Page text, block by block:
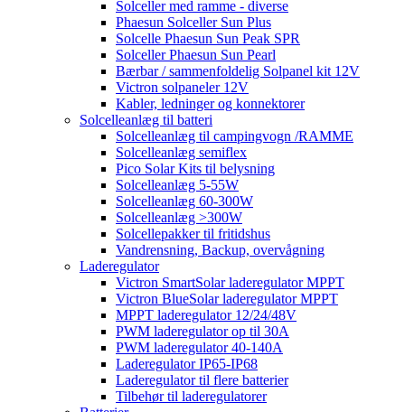
Solceller med ramme - diverse
Phaesun Solceller Sun Plus
Solcelle Phaesun Sun Peak SPR
Solceller Phaesun Sun Pearl
Bærbar / sammenfoldelig Solpanel kit 12V
Victron solpaneler 12V
Kabler, ledninger og konnektorer
Solcelleanlæg til batteri
Solcelleanlæg til campingvogn /RAMME
Solcelleanlæg semiflex
Pico Solar Kits til belysning
Solcelleanlæg 5-55W
Solcelleanlæg 60-300W
Solcelleanlæg >300W
Solcellepakker til fritidshus
Vandrensning, Backup, overvågning
Laderegulator
Victron SmartSolar laderegulator MPPT
Victron BlueSolar laderegulator MPPT
MPPT laderegulator 12/24/48V
PWM laderegulator op til 30A
PWM laderegulator 40-140A
Laderegulator IP65-IP68
Laderegulator til flere batterier
Tilbehør til laderegulatorer